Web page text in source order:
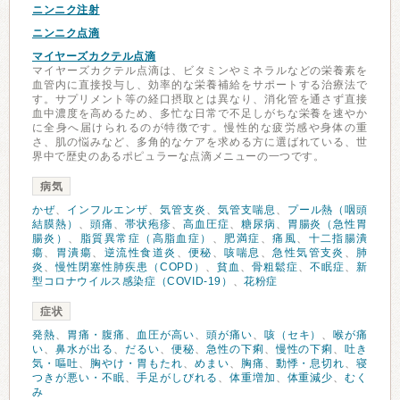
ニンニク注射
ニンニク点滴
マイヤーズカクテル点滴
マイヤーズカクテル点滴は、ビタミンやミネラルなどの栄養素を
血管内に直接投与し、効率的な栄養補給をサポートする治療法で
す。サプリメント等の経口摂取とは異なり、消化管を通さず直接
血中濃度を高めるため、多忙な日常で不足しがちな栄養を速やか
に全身へ届けられるのが特徴です。慢性的な疲労感や身体の重
さ、肌の悩みなど、多角的なケアを求める方に選ばれている、世
界中で歴史のあるポピュラーな点滴メニューの一つです。
病気
かぜ、 インフルエンザ、 気管支炎 、 気管支喘息 、
プール熱（咽頭
結膜熱） 、 頭痛 、 帯状疱疹、 高血圧症、 糖尿病、
胃腸炎（急性胃
腸炎） 、 脂質異常症（高脂血症） 、 肥満症 、痛風、 十二指腸潰
瘍、 胃潰瘍、 逆流性食道炎 、 便秘 、咳喘息 、急性気管支炎 、 肺
炎 、慢性閉塞性肺疾患（COPD） 、貧血 、骨粗鬆症、不眠症、新
型コロナウイルス感染症（COVID-19） 、花粉症
症状
発熱、 胃痛・腹痛 、 血圧が高い、 頭が痛い、 咳（セキ） 、喉が痛
い、 鼻水が出る 、 だるい、 便秘、 急性の下痢 、慢性の下痢 、吐き
気・嘔吐、 胸やけ・胃もたれ、 めまい、 胸痛 、 動悸・息切れ、寝
つきが悪い・不眠、 手足がしびれる 、 体重増加 、 体重減少、むく
み